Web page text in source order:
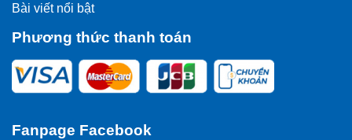
Bài viết nổi bật
Phương thức thanh toán
Fanpage Facebook